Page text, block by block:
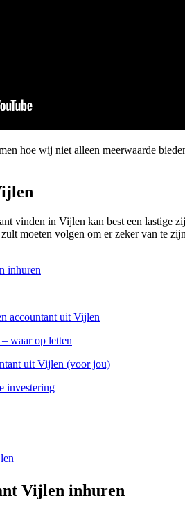
hoe wij niet alleen meerwaarde
vinden in Vijlen kan best een lastige
moeten volgen om er zeker van te
inhuren
accountant uit Vijlen
waar op letten
uit Vijlen (voor jou)
investering
Vijlen inhuren